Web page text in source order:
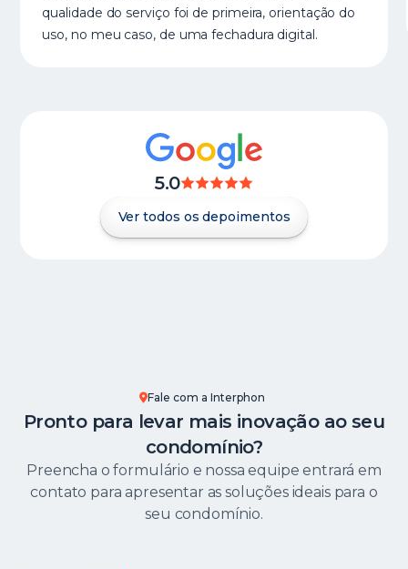
qualidade do serviço foi de primeira, orientação do
uso, no meu caso, de uma fechadura digital.
5.0
Ver todos os depoimentos
Fale com a Interphon
Pronto para levar mais inovação ao seu
condomínio?
Preencha o formulário e nossa equipe entrará em
contato para apresentar as soluções ideais para o
seu condomínio.